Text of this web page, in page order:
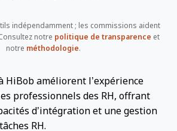
indépendamment ; les commissions aident
notre politique de transparence et
notre méthodologie.
HiBob améliorent l’expérience
professionnels des RH, offrant
d’intégration et une gestion
RH.